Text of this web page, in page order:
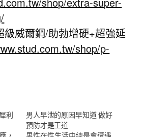
級威爾鋼/助勃增硬+超強延
shop/p-
利
，
男人早泄的原因早知道 做好
預防才是王道
男性在性生活中總是會遭遇